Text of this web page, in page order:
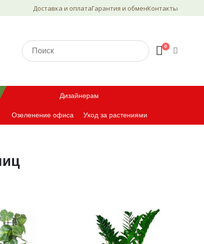
Доставка и оплатаГарантия и обменКонтакты
0
Озеленение офиса Уход за растениями
Дизайнерам